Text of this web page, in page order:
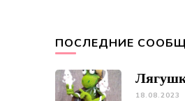
ПОСЛЕДНИЕ
18.08.2023